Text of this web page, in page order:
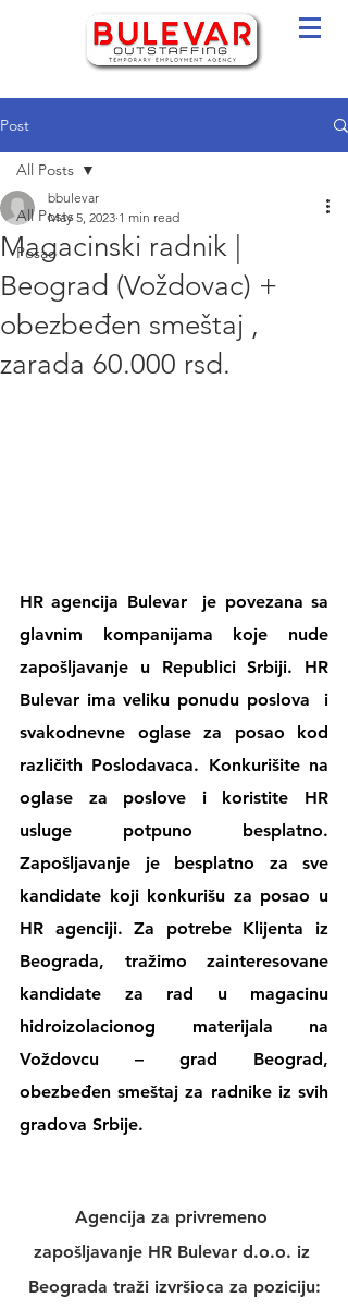
Post
All Posts
Posao
All Posts
Magacinski radnik |
Beograd (Voždovac) +
obezbeđen smeštaj ,
zarada 60.000 rsd.
bbulevar
May 5, 2023 1 min read
HR agencija Bulevar
  je povezana sa
glavnim kompanijama koje nude
zapošljavanje u Republici Srbiji. HR
Bulevar ima veliku ponudu poslova
  i
svakodnevne oglase za posao kod
oglase za poslove i koristite HR
usluge potpuno besplatno.
Zapošljavanje je besplatno za sve
HR agenciji. Za potrebe Klijenta iz
Beograda, tražimo zainteresovane
kandidate za rad u magacinu
hidroizolacionog materijala na
Voždovcu – grad Beograd,
obezbeđen smeštaj za radnike iz svih
gradova Srbije.
Agencija za privremeno
zapošljavanje HR Bulevar d.o.o. iz
Beograda traži izvršioca za poziciju: